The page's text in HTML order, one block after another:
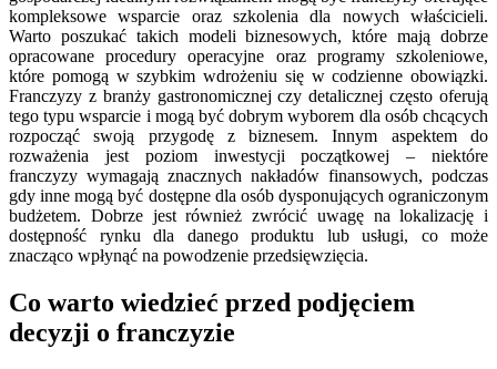
kompleksowe wsparcie oraz szkolenia dla nowych właścicieli.
Warto poszukać takich modeli biznesowych, które mają dobrze
opracowane procedury operacyjne oraz programy szkoleniowe,
które pomogą w szybkim wdrożeniu się w codzienne obowiązki.
Franczyzy z branży gastronomicznej czy detalicznej często oferują
tego typu wsparcie i mogą być dobrym wyborem dla osób chcących
rozpocząć swoją przygodę z biznesem. Innym aspektem do
rozważenia jest poziom inwestycji początkowej – niektóre
franczyzy wymagają znacznych nakładów finansowych, podczas
gdy inne mogą być dostępne dla osób dysponujących ograniczonym
budżetem. Dobrze jest również zwrócić uwagę na lokalizację i
dostępność rynku dla danego produktu lub usługi, co może
znacząco wpłynąć na powodzenie przedsięwzięcia.
Co warto wiedzieć przed podjęciem
decyzji o franczyzie